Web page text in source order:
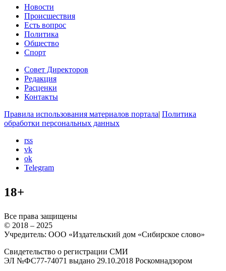
Новости
Происшествия
Есть вопрос
Политика
Общество
Спорт
Совет Директоров
Редакция
Расценки
Контакты
Правила использования материалов портала| Политика
обработки персональных данных
rss
vk
ok
Telegram
18+
Все права защищены
© 2018 – 2025
Учредитель: ООО «Издательский дом «Сибирское слово»
Свидетельство о регистрации СМИ
ЭЛ №ФС77-74071 выдано 29.10.2018 Роскомнадзором